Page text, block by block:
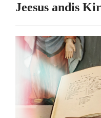
Jeesus andis